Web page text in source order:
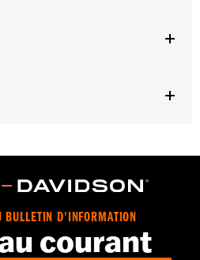
BULLETIN D'INFORMATION
courant